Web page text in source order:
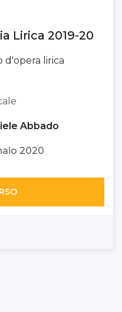
Lirica 2019-20
lirica
Abbado
2020